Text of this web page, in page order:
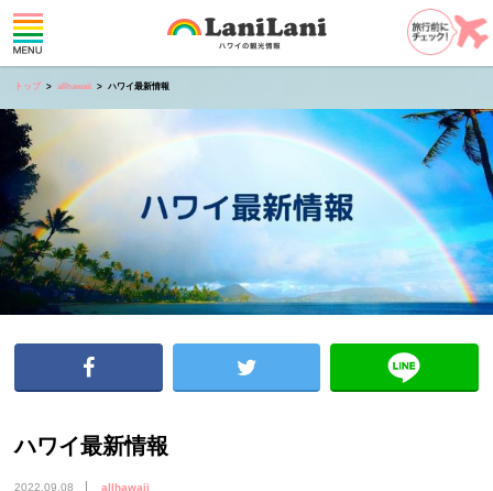
トップ allhawaii ハワイ最新情報
ハワイ最新情報
2022.09.08 allhawaii